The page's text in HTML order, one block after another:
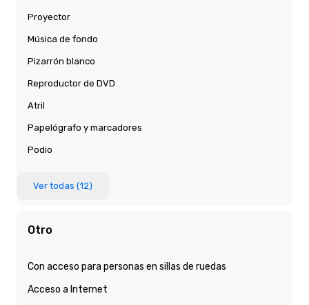
Proyector
Música de fondo
Pizarrón blanco
Reproductor de DVD
Atril
Papelógrafo y marcadores
Podio
Ver todas (12)
Otro
Con acceso para personas en sillas de ruedas
Acceso a Internet